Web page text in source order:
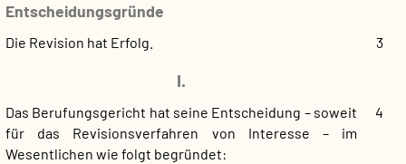
Entscheidungsgründe
3
Die Revision hat Erfolg.
I.
4
Das Berufungsgericht hat seine Entscheidung – soweit
für das Revisionsverfahren von Interesse – im
Wesentlichen wie folgt begründet: